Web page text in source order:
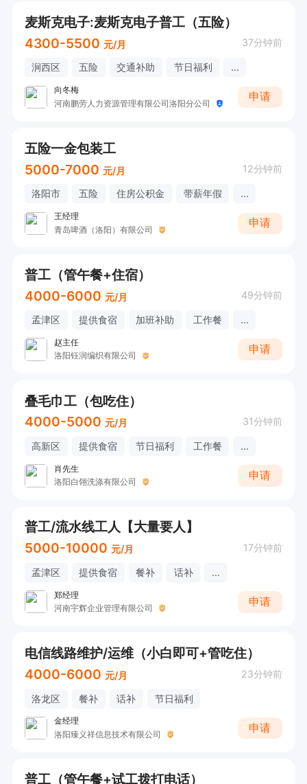
麦斯克电子:麦斯克电子普工（五险）
4300-5500 元/月 37分钟前
涧西区 五险 交通补助 节日福利 ...
向冬梅
河南鹏劳人力资源管理有限公司洛阳分公司
申请
五险一金包装工
5000-7000 元/月 12分钟前
洛阳市 五险 住房公积金 带薪年假 ...
王经理
青岛啤酒（洛阳）有限公司
申请
普工（管午餐+住宿）
4000-6000 元/月 49分钟前
孟津区 提供食宿 加班补助 工作餐 ...
赵主任
洛阳钰润编织有限公司
申请
叠毛巾工（包吃住）
4000-5000 元/月 31分钟前
高新区 提供食宿 节日福利 工作餐 ...
肖先生
洛阳白翎洗涤有限公司
申请
普工/流水线工人【大量要人】
5000-10000 元/月 17分钟前
孟津区 提供食宿 餐补 话补 ...
郑经理
河南宇辉企业管理有限公司
申请
电信线路维护/运维（小白即可+管吃住）
4000-6000 元/月 23分钟前
洛龙区 餐补 话补 节日福利
金经理
洛阳臻义祥信息技术有限公司
申请
普工（管午餐+试工拨打电话）